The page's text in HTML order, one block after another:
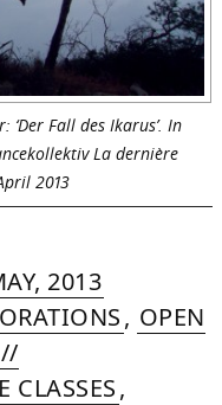
‘Der Fall des Ikarus’. In
La dernière
2013
2013»21.
AUGUST,
, OPEN
CLASSES,